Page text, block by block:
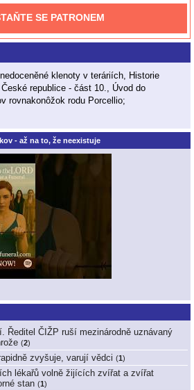
SE PATRONEM
klenoty v teráriích, Historie
republice - část 10., Úvod do
rovnakonôžok rodu Porcellio;
- až na to, že neexistuje
Ředitel ČIŽP ruší mezinárodně uznávaný
(2)
zvyšuje, varují vědci (1 )
lékařů volně žijících zvířat a zvířat
stan (1 )